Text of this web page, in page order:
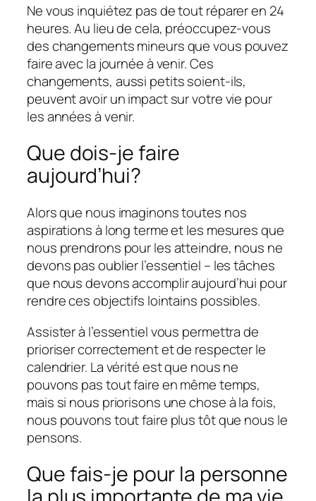
Ne vous inquiétez pas de tout réparer en 24
heures. Au lieu de cela, préoccupez-vous
des changements mineurs que vous pouvez
faire avec la journée à venir. Ces
changements, aussi petits soient-ils,
peuvent avoir un impact sur votre vie pour
les années à venir.
Que dois-je faire
aujourd’hui?
Alors que nous imaginons toutes nos
aspirations à long terme et les mesures que
nous prendrons pour les atteindre, nous ne
devons pas oublier l’essentiel – les tâches
que nous devons accomplir aujourd’hui pour
rendre ces objectifs lointains possibles.
Assister à l’essentiel vous permettra de
prioriser correctement et de respecter le
calendrier. La vérité est que nous ne
pouvons pas tout faire en même temps,
mais si nous priorisons une chose à la fois,
nous pouvons tout faire plus tôt que nous le
pensons.
Que fais-je pour la personne